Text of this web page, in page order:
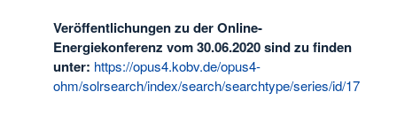
Veröffentlichungen zu der Online-
Energiekonferenz vom 30.06.2020 sind zu finden
unter: https://opus4.kobv.de/opus4-
ohm/solrsearch/index/search/searchtype/series/id/17